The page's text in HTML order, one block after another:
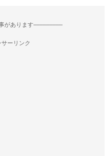
があります--------------------
ーリンク